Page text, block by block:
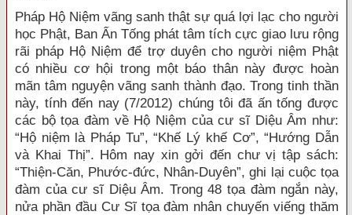
Pháp Hộ Niệm vãng sanh thật sự quá lợi lạc cho người
học Phật, Ban Ấn Tống phát tâm tích cực giao lưu rộng
rãi pháp Hộ Niệm để trợ duyên cho người niệm Phật
có nhiều cơ hội trong một báo thân này được hoàn
mãn tâm nguyện vãng sanh thành đạo. Trong tinh thần
này, tính đến nay (7/2012) chúng tôi đã ấn tống được
các bộ tọa đàm về Hộ Niệm của cư sĩ Diệu Âm như:
“Hộ niệm là Pháp Tu”, “Khế Lý khế Cơ”, “Hướng Dẫn
và Khai Thị”. Hôm nay xin gởi đến chư vị tập sách:
“Thiện-Căn, Phước-đức, Nhân-Duyên”, ghi lại cuộc tọa
đàm của cư sĩ Diệu Âm. Trong 48 tọa đàm ngắn này,
nửa phần đầu Cư Sĩ tọa đàm nhân chuyến viếng thăm